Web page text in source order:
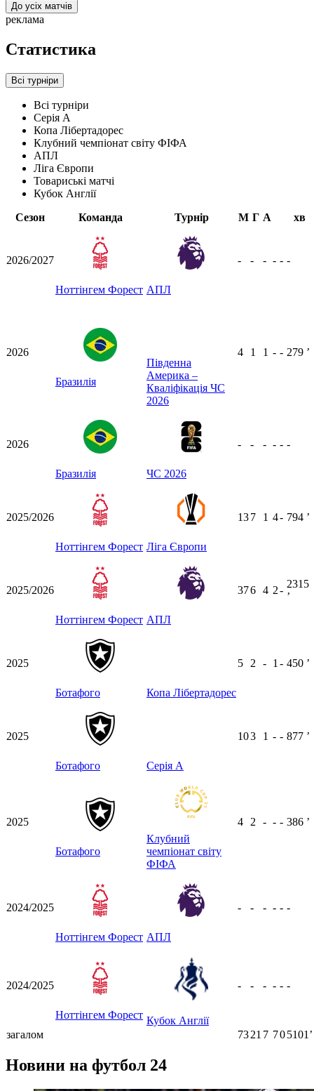
До усіх матчів
реклама
Статистика
Всі турніри
Всі турніри
Серія А
Копа Лібертадорес
Клубний чемпіонат світу ФІФА
АПЛ
Ліга Європи
Товариські матчі
Кубок Англії
Сезон
Команда Турнір М Г А хв
2026/2027
Ноттінгем Форест АПЛ
- - - - - -
2026
Бразилія
Південна
Америка –
Кваліфікація ЧС
2026
4 1 1 - - 279 ʼ
2026
Бразилія ЧС 2026
- - - - - -
2025/2026
Ноттінгем Форест Ліга Європи
137 1 4- 794 ʼ
2025/2026
Ноттінгем Форест АПЛ
376 4 2-
2315
ʼ
2025
Ботафого Копа Лібертадорес
5 2 - 1 - 450 ʼ
2025
Ботафого Серія А
103 1 - - 877 ʼ
2025
Ботафого
Клубний
чемпіонат світу
ФІФА
4 2 - - - 386 ʼ
2024/2025
Ноттінгем Форест АПЛ
- - - - - -
2024/2025
Ноттінгем Форест Кубок Англії
- - - - - -
загалом 7321 7 705101ʼ
Новини на футбол 24